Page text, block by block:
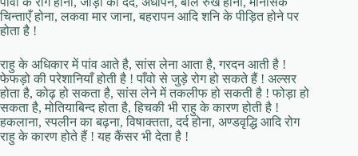
चिन्ताएँ होना, लकवा मार जाना, बहरापन आदि शनि के पीड़ित होने पर
होता है !
राहु के अधिकार में पांव आते है, सांस लेना आता है, गरदन आती है !
फेफड़ो की परेशानियाँ होती है ! पाँवो से जुड़े रोग हो सकते हैं ! अल्सर
होता है, कोढ़ हो सकता है, सांस लेने में तकलीफ हो सकती है ! फोड़ा हो
सकता है, मोतियाबिन्द होता है, हिचकी भी राहु के कारण होती है !
हकलाना, स्पलीन का बढ़ना, विषाक्तता, दर्द होना, अण्डवृद्धि आदि रोग
राहु के कारण होते हैं ! यह कैंसर भी देता है !